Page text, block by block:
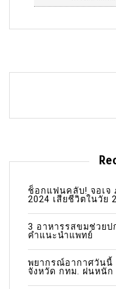
ช็อกแฟนคลับ! จอเจ
2024 เสียชีวิตในวัย
3 อาหารรสขมช่วยป
คำแนะนำแพทย์
พยากรณ์อากาศวันนี้
จังหวัด กทม. ฝนหนัก